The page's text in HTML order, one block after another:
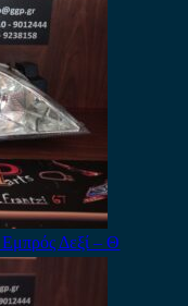
Δεξί – Θ